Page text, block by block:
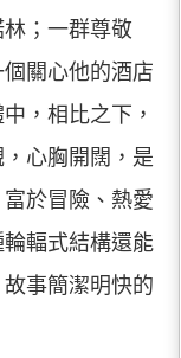
；一群尊敬
關心他的酒店
，相比之下，
心胸開闊，是
於冒險、熱愛
輻式結構還能
事簡潔明快的